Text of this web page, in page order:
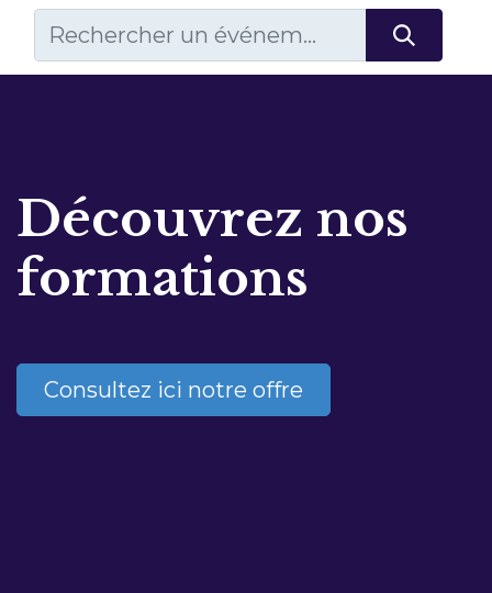
Découvrez nos
formations
Consultez ici notre offre